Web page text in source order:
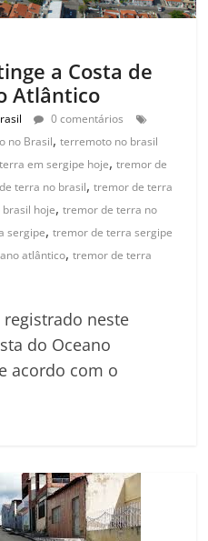
a Costa de
Atlântico
0 comentários
no Brasil,terremoto no brasil
em sergipe hoje,tremor de
terra no brasil,tremor de terra
hoje,tremor de terra no
sergipe,tremor de terra sergipe
atlântico,tremor de terra
neste
do Oceano
acordo com o